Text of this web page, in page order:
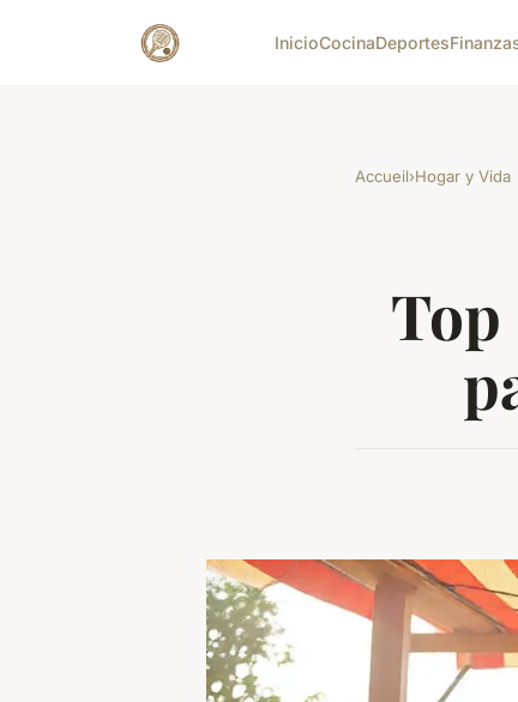
InicioCocinaDeportes
Accueil›Hogar y Vida